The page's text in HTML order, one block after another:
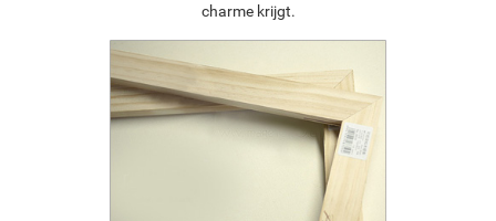
charme krijgt.